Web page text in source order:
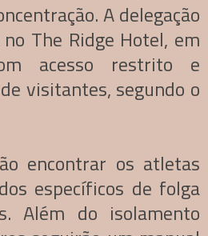
A delegação
The Ridge Hotel, em
acesso restrito e
visitantes, segundo o
encontrar os atletas
específicos de folga
Além do isolamento